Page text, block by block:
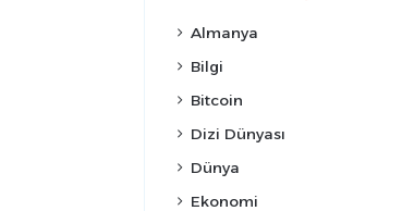
Almanya
Bilgi
Bitcoin
Dizi Dünyası
Dünya
Ekonomi